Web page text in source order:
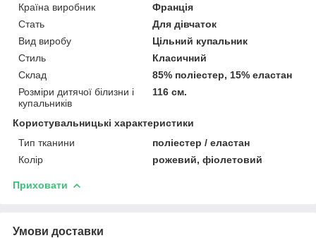
Країна виробник
Франція
Стать
Для дівчаток
Вид виробу
Цільний купальник
Стиль
Класичний
Склад
85% поліестер, 15% еластан
Розміри дитячої білизни і
купальників
116 см.
Користувальницькі характеристики
Тип тканини
поліестер / еластан
Колір
рожевий, фіолетовий
Приховати
Умови доставки